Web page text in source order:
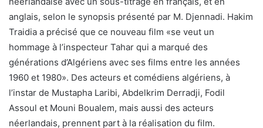
anglais, selon le synopsis présenté par M. Djennadi. Hakim
Traidia a précisé que ce nouveau film «se veut un
hommage à l’inspecteur Tahar qui a marqué des
générations d’Algériens avec ses films entre les années
1960 et 1980». Des acteurs et comédiens algériens, à
l’instar de Mustapha Laribi, Abdelkrim Derradji, Fodil
Assoul et Mouni Boualem, mais aussi des acteurs
néerlandais, prennent part à la réalisation du film.